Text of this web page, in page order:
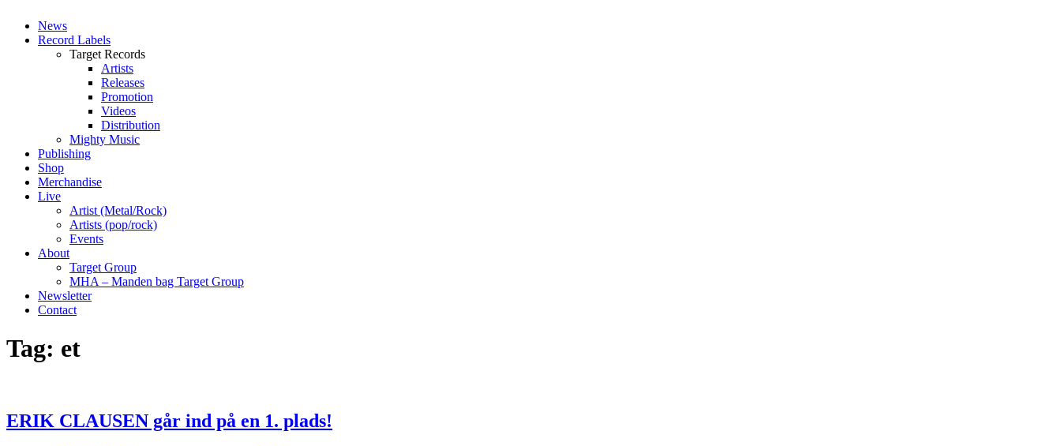
News
Record Labels
Target Records
Artists
Releases
Promotion
Videos
Distribution
Mighty Music
Publishing
Shop
Merchandise
Live
Artist (Metal/Rock)
Artists (pop/rock)
Events
About
Target Group
MHA – Manden bag Target Group
Newsletter
Contact
Tag: et
ERIK CLAUSEN går ind på en 1. plads!